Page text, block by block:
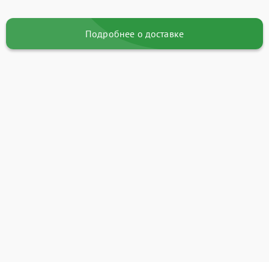
Подробнее о доставке